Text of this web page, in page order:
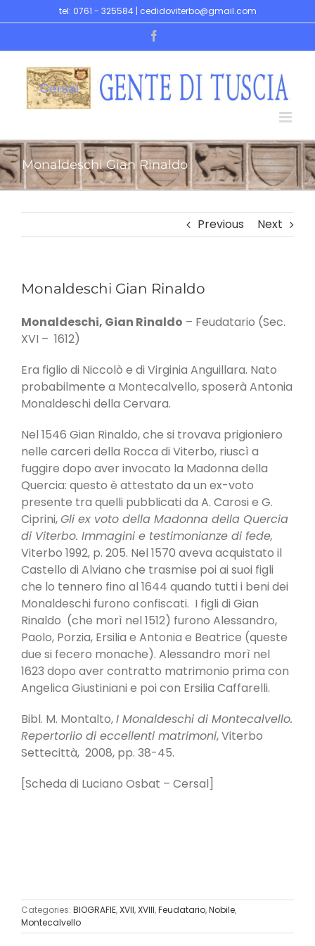
to
tel: 0761 - 325584 | cedidoviterbo@gmail.com
Monaldeschi Gian Rinaldo
Previous Next
Monaldeschi Gian Rinaldo
Monaldeschi, Gian Rinaldo – Feudatario (Sec.
XVI – 1612)
Era figlio di Niccolò e di Virginia Anguillara. Nato
probabilmente a Montecalvello, sposerà Antonia
Monaldeschi della Cervara.
Nel 1546 Gian Rinaldo, che si trovava prigioniero
nelle carceri della Rocca di Viterbo, riuscì a
fuggire dopo aver invocato la Madonna della
Quercia: questo è attestato da un ex-voto
presente tra quelli pubblicati da A. Carosi e G.
Ciprini,Gli ex voto della Madonna della Quercia
di Viterbo. Immagini e testimonianze di fede,
Viterbo 1992, p. 205. Nel 1570 aveva acquistato il
Castello di Alviano che trasmise poi ai suoi figli
che lo tennero fino al 1644 quando tutti i beni dei
Monaldeschi furono confiscati. I figli di Gian
Rinaldo (che morì nel 1512) furono Alessandro,
Paolo, Porzia, Ersilia e Antonia e Beatrice (queste
due si fecero monache). Alessandro morì nel
1623 dopo aver contratto matrimonio prima con
Angelica Giustiniani e poi con Ersilia Caffarelli.
Bibl. M. Montalto,I Monaldeschi di Montecalvello.
Repertoriio di eccellenti matrimoni, Viterbo
Settecittà, 2008, pp. 38-45.
[Scheda di Luciano Osbat – Cersal]
Categories: BIOGRAFIE,XVII,XVIII,Feudatario,Nobile,
Montecalvello